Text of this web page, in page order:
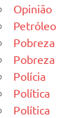
Opinião
Petróleo
Pobreza
Pobreza
Polícia
Política
Política